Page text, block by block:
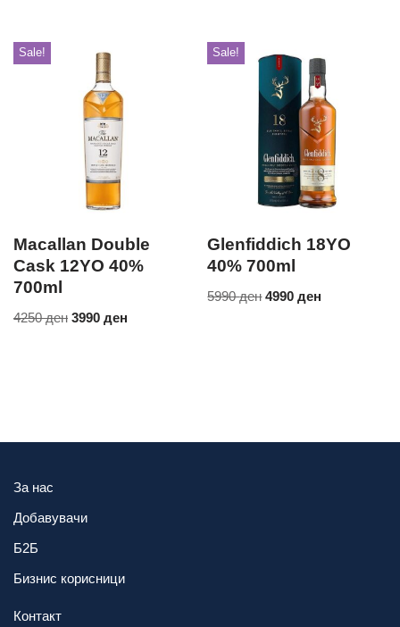
Sale!
Macallan Double
Cask 12YO 40%
700ml
4250ден 3990 ден
Sale!
Glenfiddich 18YO
40% 700ml
5990ден 4990ден
За нас
Добавувачи
Б2Б
Бизнис корисници
Контакт